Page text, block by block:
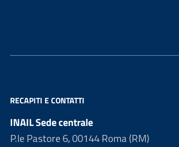
RECAPITI E CONTATTI
INAIL Sede centrale
P.le Pastore 6, 00144 Roma (RM)